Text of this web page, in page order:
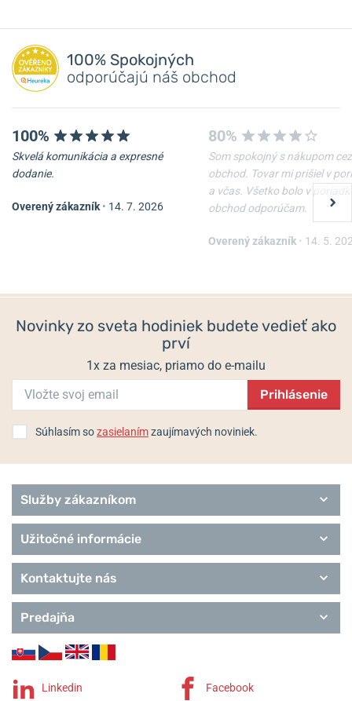
100% Spokojných
odporúčajú náš obchod
100%
Skvelá komunikácia a expresné
dodanie.
Overený zákazník • 14. 7. 2026
80%
Som spokojný s nákupom cez
obchod. Tovar mi prišiel v
a včas. Všetko bolo v
obchod odporúčam.
Overený zákazník • 14. 5.
Novinky zo sveta hodiniek budete vedieť ako
prví
1x za mesiac, priamo do e-mailu
Prihlásenie
Súhlasím sozasielanímzaujímavých noviniek.
Služby zákazníkom
Užitočné informácie
Kontaktujte nás
Predajňa
Linkedin Facebook